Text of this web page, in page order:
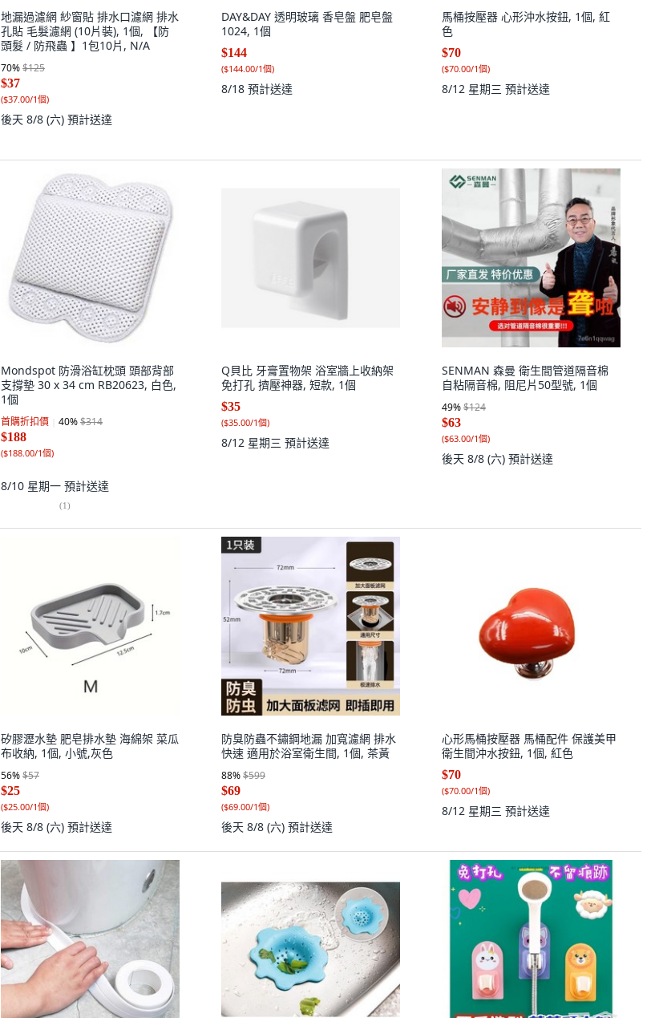
地漏過濾網 紗窗貼 排水口濾網 排水
孔貼 毛髮濾網 (10片裝), 1個, 【防
頭髮 / 防飛蟲 】1包10片, N/A
70%$125
$37
($37.00/1個)
後天 8/8 (六) 預計送達
DAY&DAY 透明玻璃 香皂盤 肥皂盤
1024, 1個
$144
($144.00/1個)
8/18 預計送達
馬桶按壓器 心形沖水按鈕, 1個, 紅
色
$70
($70.00/1個)
8/12 星期三 預計送達
Mondspot 防滑浴缸枕頭 頭部背部
支撐墊 30 x 34 cm RB20623, 白色,
1個
首購折扣價 40%$314
$188
($188.00/1個)
8/10 星期一 預計送達
(1)
Q貝比 牙膏置物架 浴室牆上收納架
免打孔 擠壓神器, 短款, 1個
$35
($35.00/1個)
8/12 星期三 預計送達
SENMAN 森曼 衛生間管道隔音棉
自粘隔音棉, 阻尼片50型號, 1個
49%$124
$63
($63.00/1個)
後天 8/8 (六) 預計送達
矽膠瀝水墊 肥皂排水墊 海綿架 菜瓜
布收納, 1個, 小號,灰色
56%$57
$25
($25.00/1個)
後天 8/8 (六) 預計送達
防臭防蟲不鏽鋼地漏 加寬濾網 排水
快速 適用於浴室衛生間, 1個, 茶黃
88%$599
$69
($69.00/1個)
後天 8/8 (六) 預計送達
心形馬桶按壓器 馬桶配件 保護美甲
衛生間沖水按鈕, 1個, 紅色
$70
($70.00/1個)
8/12 星期三 預計送達